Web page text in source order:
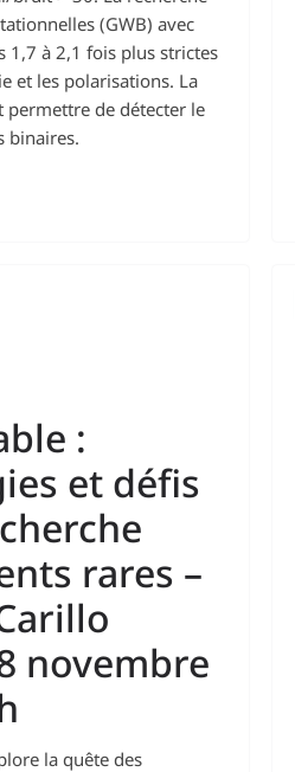
(GWB) avec
1,7 à 2,1 fois plus strictes
et les polarisations. La
de détecter le
binaires.
:
et défis
rares –
novembre
la quête des